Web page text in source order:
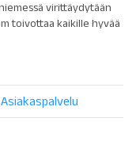
virittäydytään
toivottaa kaikille hyvää
Asiakaspalvelu